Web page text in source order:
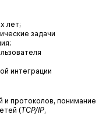
лет;
задачи
интеграции
и протоколов, понимание
(TCP/IP,